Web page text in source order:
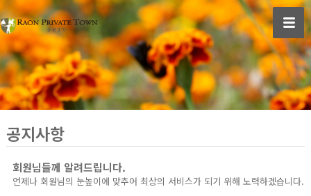
공지사항
회원님들께 알려드립니다.
언제나 회원님의 눈높이에 맞추어 최상의 서비스가 되기 위해 노력하겠습니다.